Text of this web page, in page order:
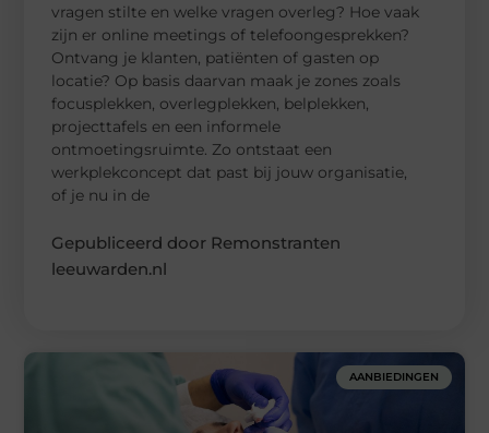
vragen stilte en welke vragen overleg? Hoe vaak
zijn er online meetings of telefoongesprekken?
Ontvang je klanten, patiënten of gasten op
locatie? Op basis daarvan maak je zones zoals
focusplekken, overlegplekken, belplekken,
projecttafels en een informele
ontmoetingsruimte. Zo ontstaat een
werkplekconcept dat past bij jouw organisatie,
of je nu in de
Gepubliceerd door Remonstranten
leeuwarden.nl
AANBIEDINGEN